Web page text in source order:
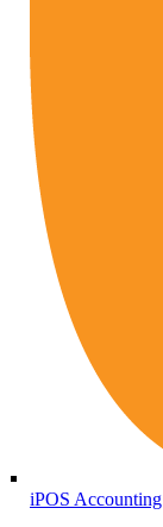
iPOS Accounting